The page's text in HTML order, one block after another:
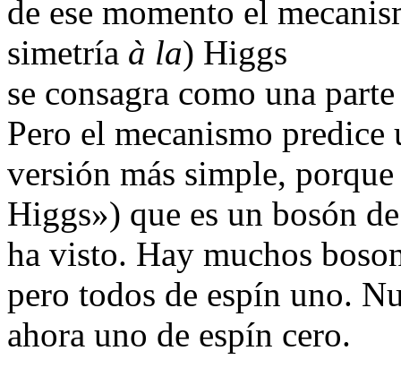
de ese momento el
simetría à la) Higgs
se consagra como una
Pero el mecanismo
versión más simple,
Higgs») que es un bosón
ha visto. Hay muchos
pero todos de espín uno.
ahora uno de espín cero.